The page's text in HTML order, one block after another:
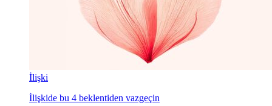
İlişki
İlişkide bu 4 beklentiden vazgeçin